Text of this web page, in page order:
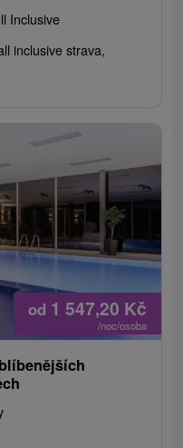
Inclusive
inclusive strava,
od 1 547,20 Kč
/noc/osoba